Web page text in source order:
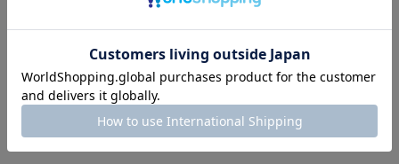
▪︎ 主な特徴
２つのシンメトリーに配置されたポケットが印象的なTWINS B.Pを限定仕様に
アップデート。 テープ、ドローコード、ネーム、ポケットなど 細かいディテ
ールの一つ一つを従来品と異なる組み合わせで仕上げた限定アイテム。